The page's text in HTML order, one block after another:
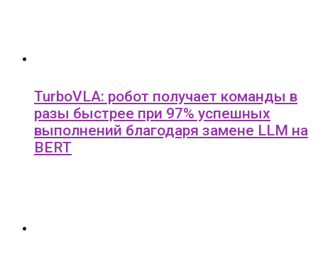
TurboVLA: робот получает команды в
разы быстрее при 97% успешных
выполнений благодаря замене LLM на
BERT